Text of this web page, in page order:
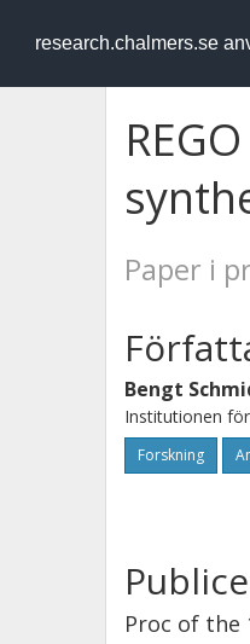
research.chalmers.se
RESEARCH
Paper i
Bengt
Institutionen
Forskning
Proc of the